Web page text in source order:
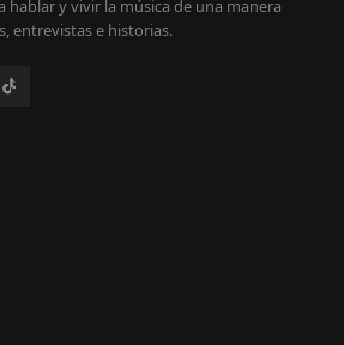
hablar y vivir la música de una manera
entrevistas e historias.